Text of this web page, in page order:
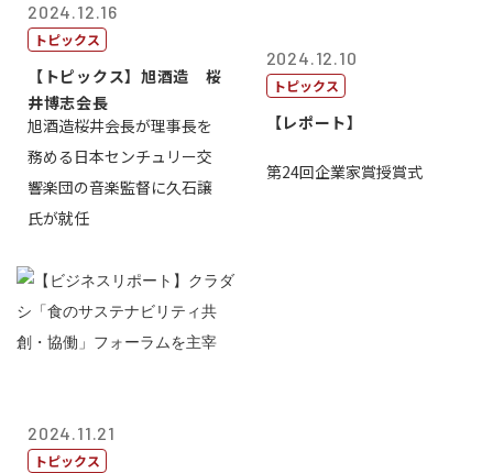
2024.12.16
トピックス
【トピックス】旭酒造 桜
井博志会長
旭酒造桜井会長が理事長を
務める日本センチュリー交
響楽団の音楽監督に久石譲
氏が就任
2024.12.10
トピックス
【レポート】
第24回企業家賞授賞式
2024.11.21
トピックス